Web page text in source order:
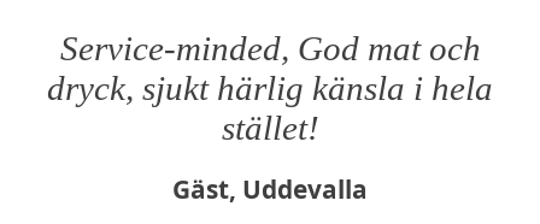
Service-minded, God mat och
dryck, sjukt härlig känsla i hela
stället!
Gäst, Uddevalla